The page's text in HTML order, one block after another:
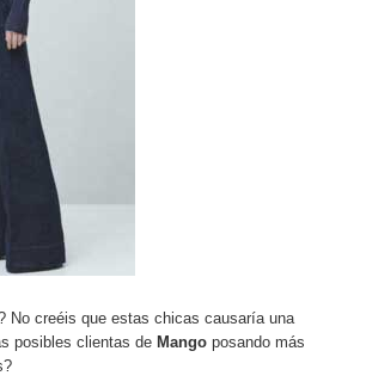
No creéis que estas chicas causaría una
posibles clientas de Mango posando más